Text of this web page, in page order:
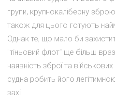
групи, крупнокаліберну
також для цього готують
Однак те, що мало би
"тіньовий флот" ще більш
наявність зброї та
судна робить його
захі...